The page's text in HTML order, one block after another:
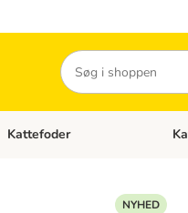
Søg
Åben kategori menu:
Kattefoder
NYHED